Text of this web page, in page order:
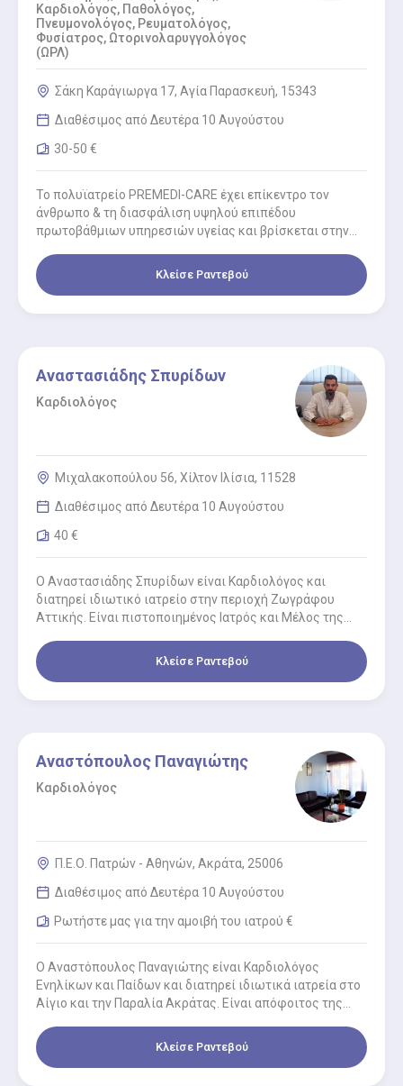
Καρδιολόγος, Παθολόγος,
Πνευμονολόγος, Ρευματολόγος,
Φυσίατρος, Ωτορινολαρυγγολόγος
(ΩΡΛ)
Σάκη Καράγιωργα 17, Αγία Παρασκευή, 15343
Διαθέσιμος από Δευτέρα 10 Αυγούστου
30-50 €
Το πολυϊατρείο PREMEDI-CARE έχει επίκεντρο τον
άνθρωπο & τη διασφάλιση υψηλού επιπέδου
πρωτοβάθμιων υπηρεσιών υγείας και βρίσκεται στην
Κλείσε Ραντεβού
Αναστασιάδης Σπυρίδων
Καρδιολόγος
Μιχαλακοπούλου 56, Χίλτον Ιλίσια, 11528
Διαθέσιμος από Δευτέρα 10 Αυγούστου
40 €
Ο Αναστασιάδης Σπυρίδων είναι Καρδιολόγος και
διατηρεί ιδιωτικό ιατρείο στην περιοχή Ζωγράφου
Αττικής. Είναι πιστοποιημένος Ιατρός και Μέλος της
Ε.A.C.V.I., Συνεργάτης…
Κλείσε Ραντεβού
Αναστόπουλος Παναγιώτης
Καρδιολόγος
Π.Ε.Ο. Πατρών - Αθηνών, Ακράτα, 25006
Διαθέσιμος από Δευτέρα 10 Αυγούστου
Ρωτήστε μας για την αμοιβή του ιατρού €
Ο Αναστόπουλος Παναγιώτης είναι Καρδιολόγος
Ενηλίκων και Παίδων και διατηρεί ιδιωτικά ιατρεία στο
Αίγιο και την Παραλία Ακράτας. Είναι απόφοιτος της
Κλείσε Ραντεβού